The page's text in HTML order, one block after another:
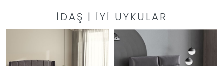
İDAŞ | İYI UYKULAR